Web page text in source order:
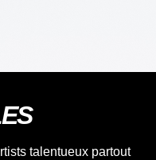
talentueux partout